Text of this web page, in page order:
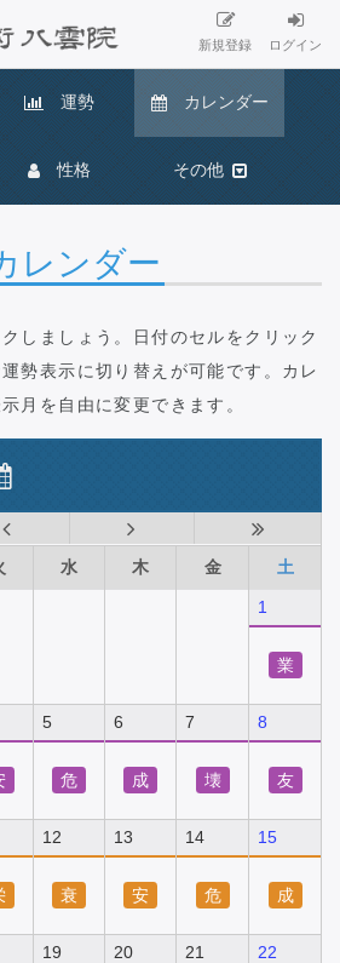
新規登録 ログイン
運勢 カレンダー
性格 その他
レンダー
しましょう。日付のセルをクリック
勢表示に切り替えが可能です。カレ
月を自由に変更できます。
水 木 金 土
1
業
5
危
6
成
7
壊
8
友
12
衰
13
安
14
危
15
成
19 20 21 22